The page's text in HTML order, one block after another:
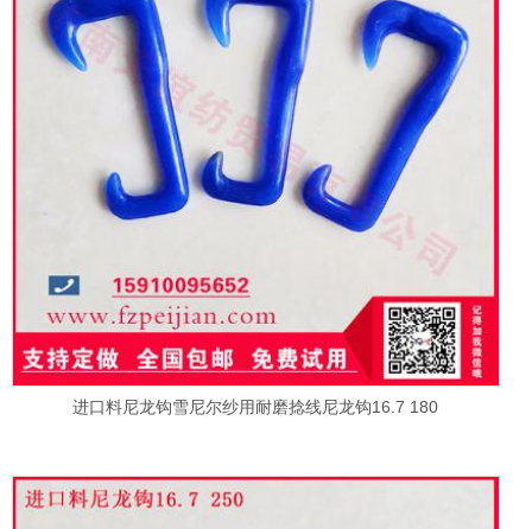
进口料尼龙钩雪尼尔纱用耐磨捻线尼龙钩16.7 180